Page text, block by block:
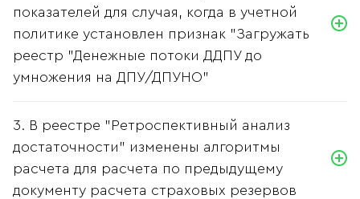
показателей для случая, когда в учетной
политике установлен признак "Загружать
реестр "Денежные потоки ДДПУ до
умножения на ДПУ/ДПУНО"
3. В реестре "Ретроспективный анализ
достаточности" изменены алгоритмы
расчета для расчета по предыдущему
документу расчета страховых резервов